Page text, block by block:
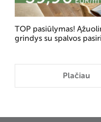
TOP pasiūlymas!
grindys su spalvos
Plačiau